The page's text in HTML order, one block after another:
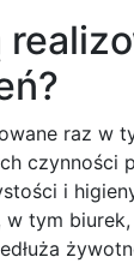
raz w
czynności
i
tym